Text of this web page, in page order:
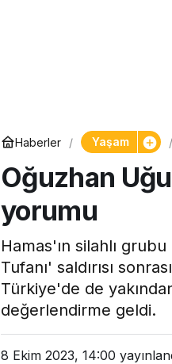
Haberler Yaşam
Oğuzhan
yorumu
Hamas'ın silahlı
Tufanı' saldırısı
Türkiye'de de
değerlendirme geldi.
8 Ekim 2023, 14:00